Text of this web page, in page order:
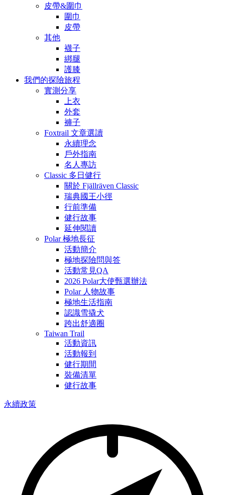
皮帶&圍巾
圍巾
皮帶
其他
襪子
綁腿
護膝
我們的探險旅程
實測分享
上衣
外套
褲子
Foxtrail 文章選讀
永續理念
戶外指南
名人專訪
Classic 多日健行
關於 Fjällräven Classic
瑞典國王小徑
行前準備
健行故事
延伸閱讀
Polar 極地長征
活動簡介
極地探險問與答
活動常見QA
2026 Polar大使甄選辦法
Polar 人物故事
極地生活指南
認識雪撬犬
跨出舒適圈
Taiwan Trail
活動資訊
活動報到
健行期間
裝備清單
健行故事
永續政策